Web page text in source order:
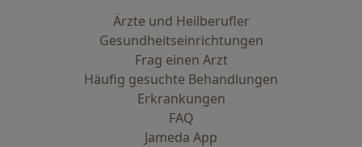
Ärzte und Heilberufler
Gesundheitseinrichtungen
Frag einen Arzt
Häufig gesuchte Behandlungen
Erkrankungen
FAQ
Jameda App